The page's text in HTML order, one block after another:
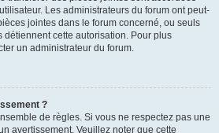
Les administrateurs du forum ont peut-
jointes dans le forum concerné, ou seuls
détiennent cette autorisation. Pour plus
un administrateur du forum.
?
de règles. Si vous ne respectez pas une
avertissement. Veuillez noter que cette